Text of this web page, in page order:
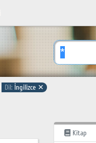
Dil: İngilizce ✕
Kitap